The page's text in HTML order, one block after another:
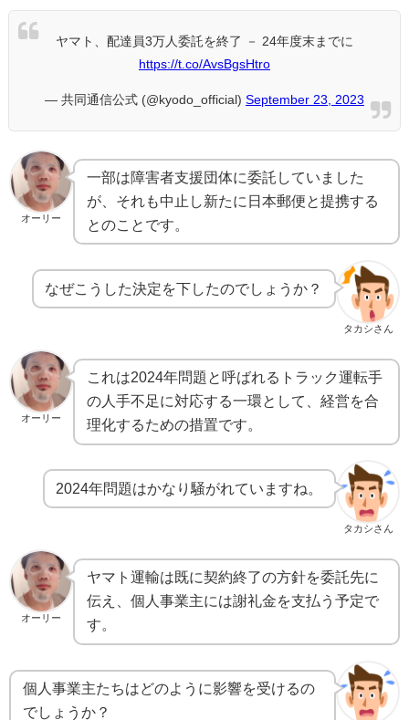
ヤマト、配達員3万人委託を終了 － 24年度末までに
https://t.co/AvsBgsHtro
— 共同通信公式 (@kyodo_official) September 23, 2023
オーリー
一部は障害者支援団体に委託していました
が、それも中止し新たに日本郵便と提携する
とのことです。
タカシさん
なぜこうした決定を下したのでしょうか？
オーリー
これは2024年問題と呼ばれるトラック運転手
の人手不足に対応する一環として、経営を合
理化するための措置です。
タカシさん
2024年問題はかなり騒がれていますね。
オーリー
ヤマト運輸は既に契約終了の方針を委託先に
伝え、個人事業主には謝礼金を支払う予定で
す。
個人事業主たちはどのように影響を受けるの
でしょうか？